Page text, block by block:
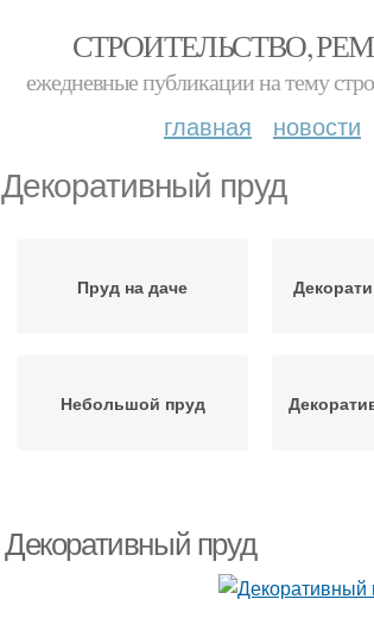
СТРОИТЕЛЬСТВО,
ежедневные публикации на тему
главная новости
Декоративный пруд
Пруд на даче
Небольшой пруд
Декоративный пруд